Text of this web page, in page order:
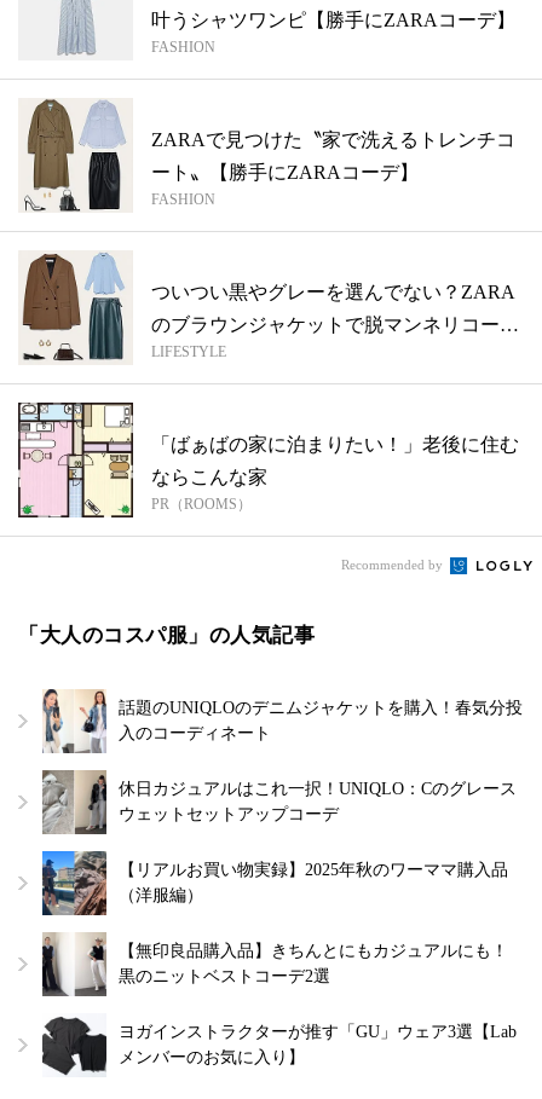
叶うシャツワンピ【勝手にZARAコーデ】
FASHION
ZARAで見つけた〝家で洗えるトレンチコ
ート〟【勝手にZARAコーデ】
FASHION
ついつい黒やグレーを選んでない？ZARA
のブラウンジャケットで脱マンネリコーデ
【...
LIFESTYLE
「ばぁばの家に泊まりたい！」老後に住む
ならこんな家
PR（ROOMS）
Recommended by
「大人のコスパ服」の人気記事
話題のUNIQLOのデニムジャケットを購入！春気分投
入のコーディネート
休日カジュアルはこれ一択！UNIQLO：Cのグレース
ウェットセットアップコーデ
【リアルお買い物実録】2025年秋のワーママ購入品
（洋服編）
【無印良品購入品】きちんとにもカジュアルにも！
黒のニットベストコーデ2選
ヨガインストラクターが推す「GU」ウェア3選【Lab
メンバーのお気に入り】